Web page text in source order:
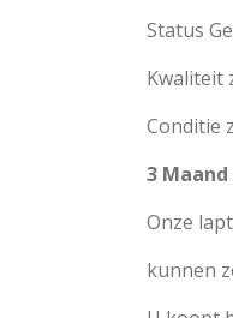
Status
Kwaliteit
Conditie
3
Onze
kunnen